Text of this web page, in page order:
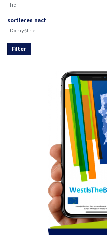
sortieren nach
Filter